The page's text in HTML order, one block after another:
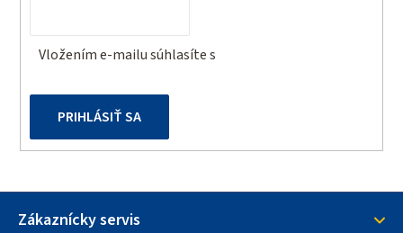
Vložením e-mailu súhlasíte s
PRIHLÁSIŤ SA
Zákaznícky servis